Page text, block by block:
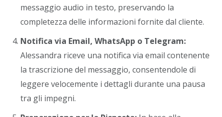
messaggio audio in testo, preservando la
completezza delle informazioni fornite dal cliente.
Notifica via Email, WhatsApp o Telegram:
Alessandra riceve una notifica via email contenente
la trascrizione del messaggio, consentendole di
leggere velocemente i dettagli durante una pausa
tra gli impegni.